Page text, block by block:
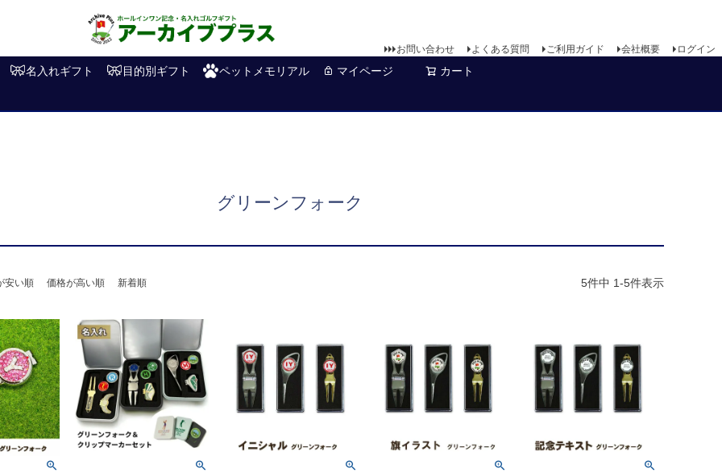
お問い合わせ よくある質問 ご利用ガイド 会社概要 ログイン
名入れギフト 目的別ギフト ペットメモリアル マイページ カート
グリーンフォーク
安い順 価格が高い順 新着順 5件中 1-5件表示